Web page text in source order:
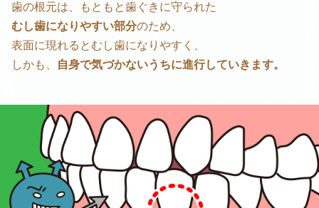
歯の根元は、もともと歯ぐきに守られた
むし歯になりやすい部分のため、
表面に現れるとむし歯になりやすく、
しかも、
自身で気づかないうちに進行していきます。